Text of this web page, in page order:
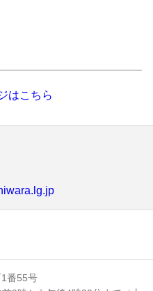
はこちら
番55号